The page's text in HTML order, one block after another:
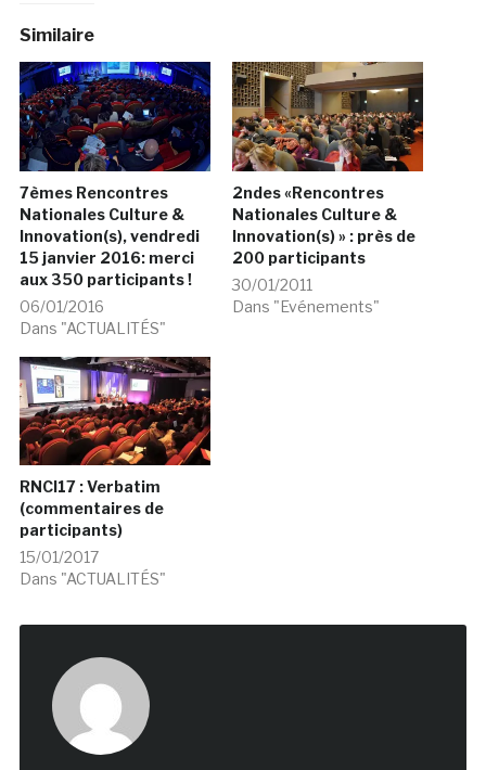
Similaire
7èmes Rencontres
Nationales Culture &
Innovation(s), vendredi
15 janvier 2016: merci
aux 350 participants !
06/01/2016
Dans "ACTUALITÉS"
2ndes «Rencontres
Nationales Culture &
Innovation(s) » : près de
200 participants
30/01/2011
Dans "Evénements"
RNCI17 : Verbatim
(commentaires de
participants)
15/01/2017
Dans "ACTUALITÉS"